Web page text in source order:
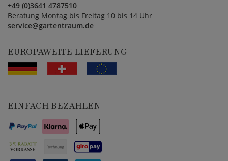
+49 (0)3641 4787510
Beratung Montag bis Freitag 10 bis 14 Uhr
service@gartentraum.de
EUROPAWEITE LIEFERUNG
EINFACH BEZAHLEN